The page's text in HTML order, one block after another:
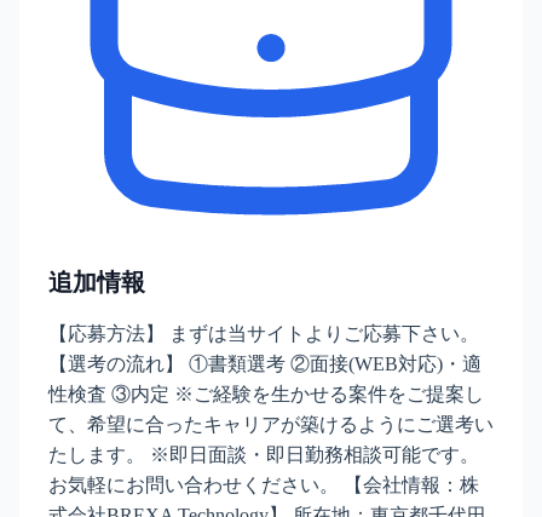
追加情報
【応募方法】 まずは当サイトよりご応募下さい。
【選考の流れ】 ①書類選考 ②面接(WEB対応)・適
性検査 ③内定 ※ご経験を生かせる案件をご提案し
て、希望に合ったキャリアが築けるようにご選考い
たします。 ※即日面談・即日勤務相談可能です。
お気軽にお問い合わせください。 【会社情報：株